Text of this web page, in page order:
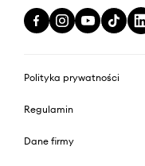
Polityka prywatności
Regulamin
Dane firmy